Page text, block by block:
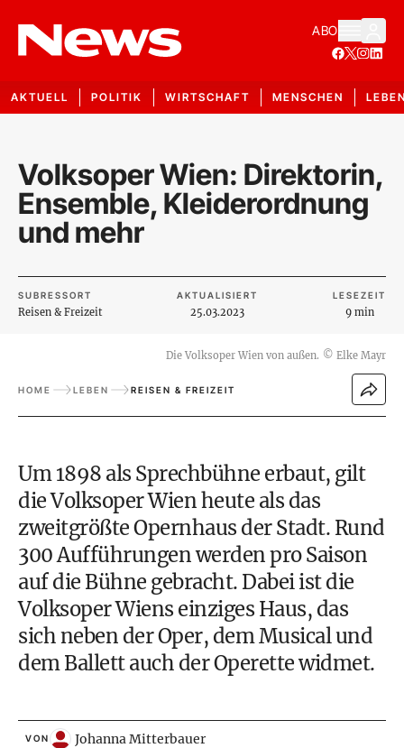
ABO
AKTUELL POLITIK WIRTSCHAFT MENSCHEN
Volksoper Wien: Direktorin,
Ensemble, Kleiderordnung
und mehr
SUBRESSORT
Reisen & Freizeit
AKTUALISIERT
25.03.2023
LESEZEIT
9 min
Die Volksoper Wien von außen. © Elke Mayr
HOME LEBEN REISEN & FREIZEIT
Um 1898 als Sprechbühne erbaut, gilt
die Volksoper Wien heute als das
zweitgrößte Opernhaus der Stadt. Rund
300 Aufführungen werden pro Saison
auf die Bühne gebracht. Dabei ist die
Volksoper Wiens einziges Haus, das
sich neben der Oper, dem Musical und
dem Ballett auch der Operette widmet.
VON Johanna Mitterbauer